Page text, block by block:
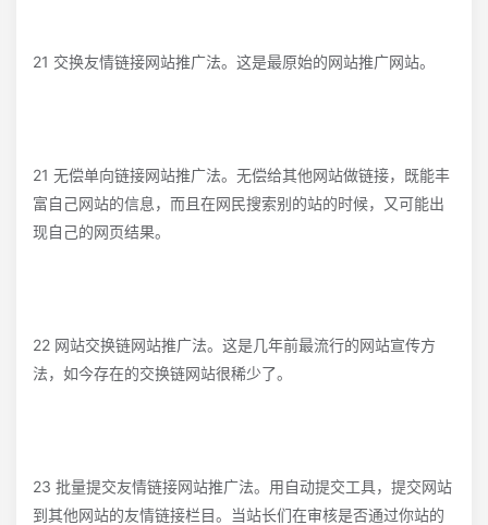
21 交换友情链接网站推广法。这是最原始的网站推广网站。
21 无偿单向链接网站推广法。无偿给其他网站做链接，既能丰
富自己网站的信息，而且在网民搜索别的站的时候，又可能出
现自己的网页结果。
22 网站交换链网站推广法。这是几年前最流行的网站宣传方
法，如今存在的交换链网站很稀少了。
23 批量提交友情链接网站推广法。用自动提交工具，提交网站
到其他网站的友情链接栏目。当站长们在审核是否通过你站的